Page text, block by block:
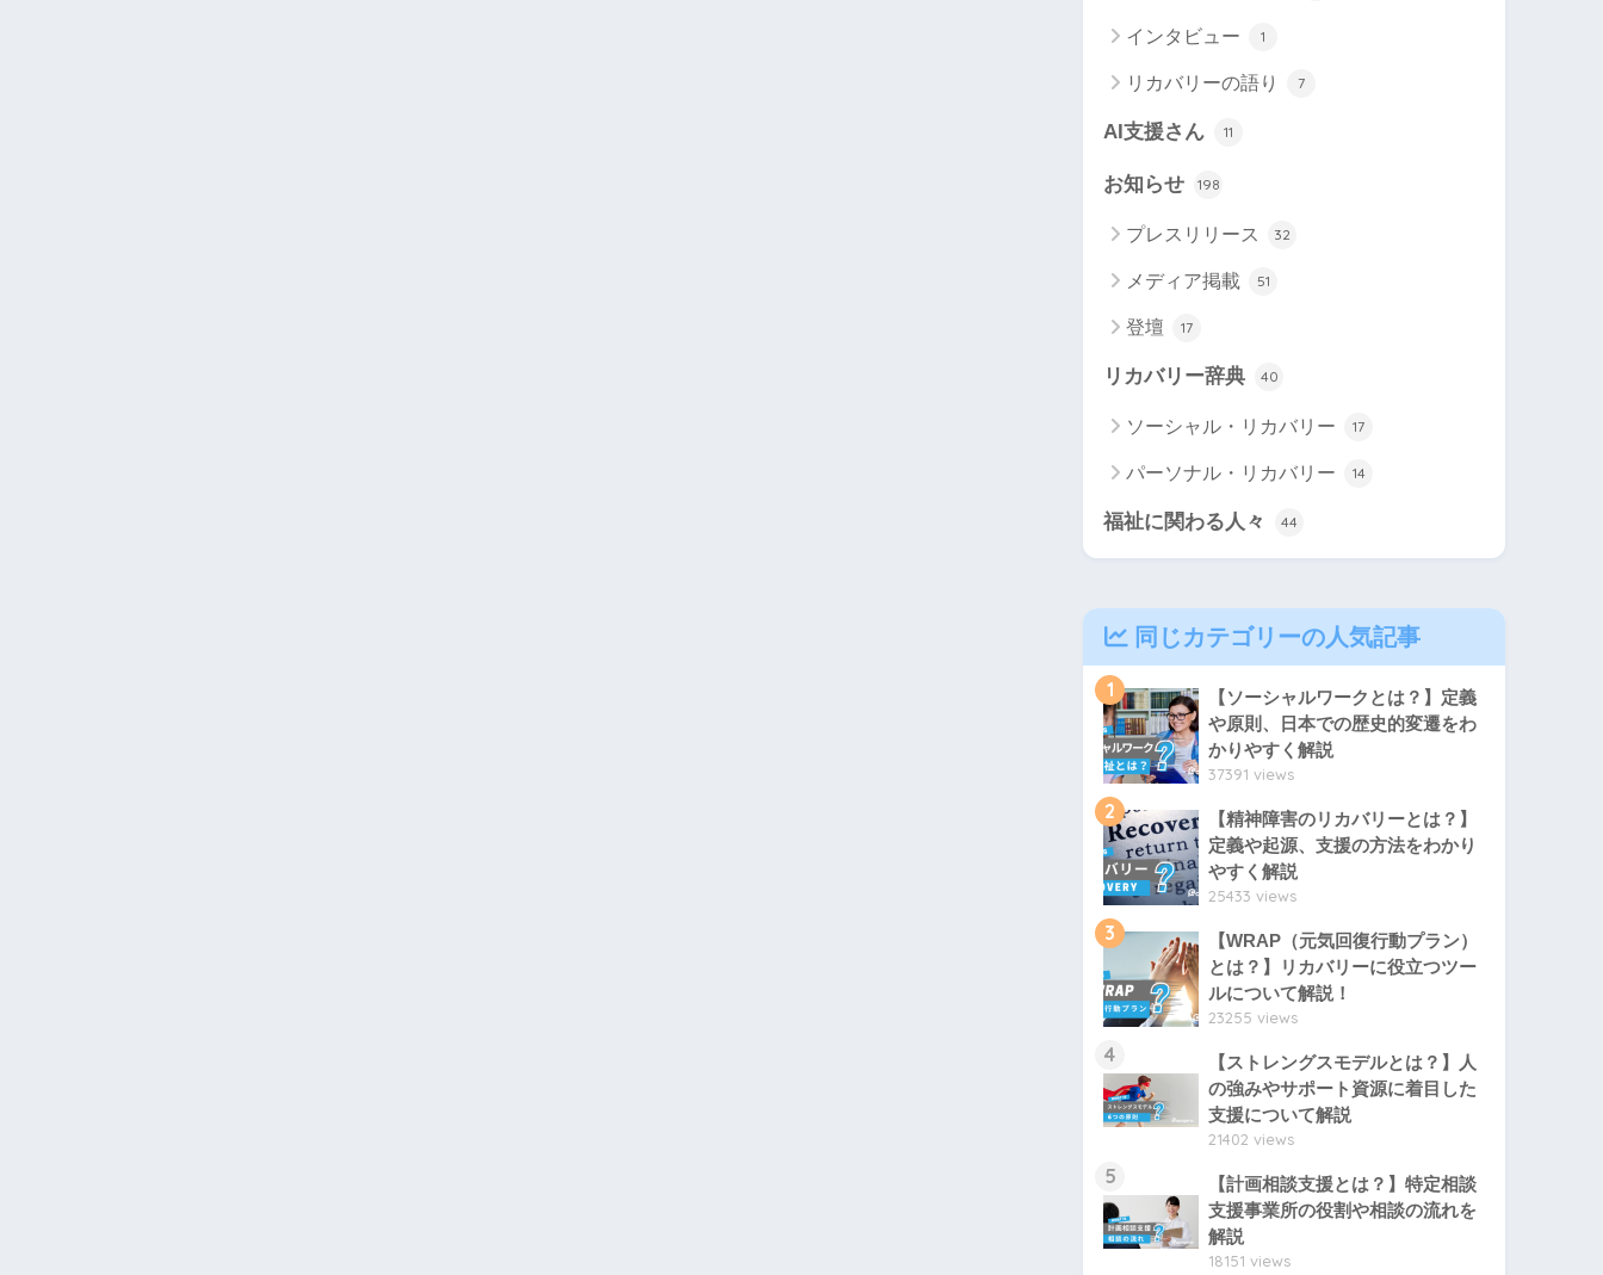
インタビュー 1
リカバリーの語り 7
AI支援さん 11
お知らせ 198
プレスリリース 32
メディア掲載 51
登壇 17
リカバリー辞典 40
ソーシャル・リカバリー 17
パーソナル・リカバリー 14
福祉に関わる人々 44
同じカテゴリーの人気記事
1
【ソーシャルワークとは？】定義
や原則、日本での歴史的変遷をわ
かりやすく解説
37391 views
2
【精神障害のリカバリーとは？】
定義や起源、支援の方法をわかり
やすく解説
25433 views
3
【WRAP（元気回復行動プラン）
とは？】リカバリーに役立つツー
ルについて解説！
23255 views
4
【ストレングスモデルとは？】人
の強みやサポート資源に着目した
支援について解説
21402 views
5
【計画相談支援とは？】特定相談
支援事業所の役割や相談の流れを
解説
18151 views